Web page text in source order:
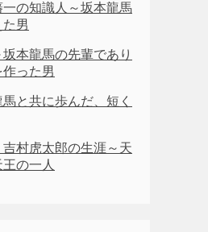
の知識人～坂本龍馬
男
本龍馬の先輩であり
った男
と共に歩んだ、短く
村虎太郎の生涯～天
の一人